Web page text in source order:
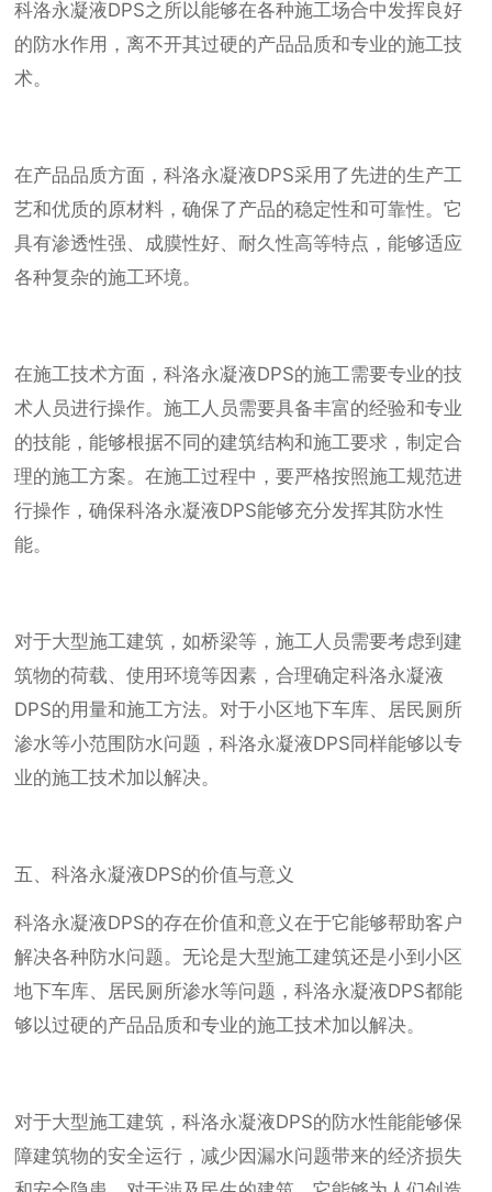
科洛永凝液DPS之所以能够在各种施工场合中发挥良好
的防水作用，离不开其过硬的产品品质和专业的施工技
术。
在产品品质方面，科洛永凝液DPS采用了先进的生产工
艺和优质的原材料，确保了产品的稳定性和可靠性。它
具有渗透性强、成膜性好、耐久性高等特点，能够适应
各种复杂的施工环境。
在施工技术方面，科洛永凝液DPS的施工需要专业的技
术人员进行操作。施工人员需要具备丰富的经验和专业
的技能，能够根据不同的建筑结构和施工要求，制定合
理的施工方案。在施工过程中，要严格按照施工规范进
行操作，确保科洛永凝液DPS能够充分发挥其防水性
能。
对于大型施工建筑，如桥梁等，施工人员需要考虑到建
筑物的荷载、使用环境等因素，合理确定科洛永凝液
DPS的用量和施工方法。对于小区地下车库、居民厕所
渗水等小范围防水问题，科洛永凝液DPS同样能够以专
业的施工技术加以解决。
五、科洛永凝液DPS的价值与意义
科洛永凝液DPS的存在价值和意义在于它能够帮助客户
解决各种防水问题。无论是大型施工建筑还是小到小区
地下车库、居民厕所渗水等问题，科洛永凝液DPS都能
够以过硬的产品品质和专业的施工技术加以解决。
对于大型施工建筑，科洛永凝液DPS的防水性能能够保
障建筑物的安全运行，减少因漏水问题带来的经济损失